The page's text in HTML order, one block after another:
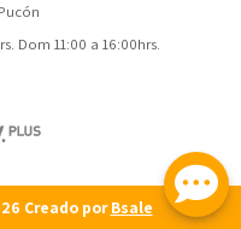
Dom 11:00 a 16:00hrs.
Creado porBsale